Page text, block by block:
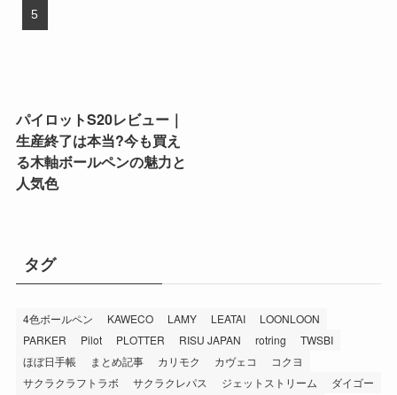
パイロットS20レビュー｜
生産終了は本当?今も買え
る木軸ボールペンの魅力と
人気色
タグ
4色ボールペン KAWECO LAMY LEATAI
LOONLOON
PARKER
Pilot PLOTTER RISU JAPAN rotring
TWSBI
ほぼ日手帳
まとめ記事 カリモク カヴェコ
コクヨ
サクラクラフトラボ
サクラクレパス ジェットストリーム
ダイゴー